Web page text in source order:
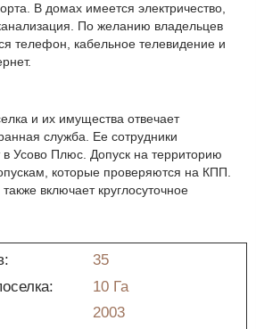
В домах имеется электричество,
По желанию владельцев
телефон, кабельное телевидение и
и их имущества отвечает
служба. Ее сотрудники
в Усово Плюс. Допуск на территорию
которые проверяются на КПП.
включает круглосуточное
35
10 Га
2003